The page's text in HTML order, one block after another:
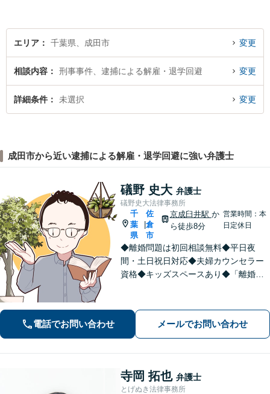
エリア 千葉県、成田市 変更
相談内容 刑事事件、逮捕による解雇・退学回避 変更
詳細条件 未選択 変更
成田市から近い逮捕による解雇・退学回避に強い弁護士
礒野 史大 弁護士
礒野史大法律事務所
千
葉
県
|
佐
倉
市
京成臼井駅 か
ら徒歩8分
営業時間：本
日定休日
◆離婚問題は初回相談無料◆平日夜
間・土日祝日対応◆夫婦カウンセラー
資格◆キッズスペースあり◆「離婚・
たい！」が私の信条。【京成臼井駅か
ら徒歩8分】【専用駐車場】
電話でお問い合わせ メールでお問い合わせ
寺岡 拓也 弁護士
とげぬき法律事務所